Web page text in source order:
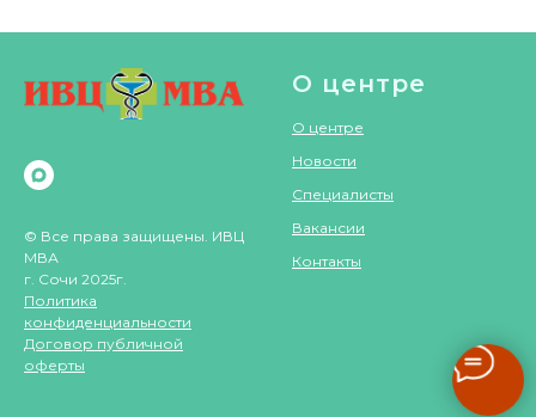
© Все права защищены. ИВЦ
МВА
г. Сочи 2025г.
Политика
конфиденциальности
Договор публичной
оферты
О центре
О центре
Новости
Специалисты
Вакансии
Контакты